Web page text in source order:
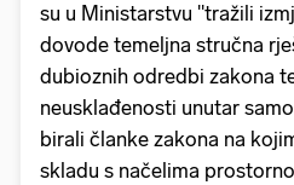
su u Ministarstvu "tražili
dovode temeljna stručna
dubioznih odredbi zakona
neusklađenosti unutar
birali članke zakona na
skladu s načelima